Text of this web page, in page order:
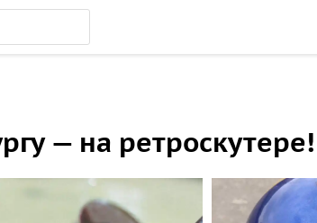
— на ретроскутере!